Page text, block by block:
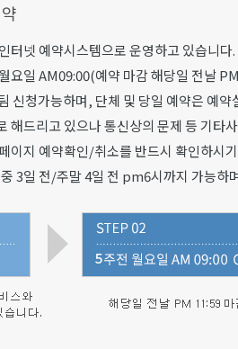
터넷 예약시스템으로 운영하고 있습니다.
요일 AM09:00(예약 마감 해당일 전날
신청가능하며, 단체 및 당일 예약은 예약
해드리고 있으나 통신상의 문제 등 기
이지 예약확인/취소를 반드시 확인하시
3일 전/주말 4일 전 pm6시까지 가능하